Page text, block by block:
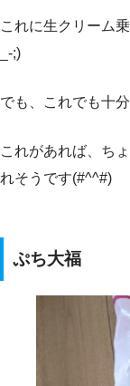
これに生クリーム
_-;)
でも、これでも十
これがあれば、ち
れそうです(#^^#)
ぷち大福